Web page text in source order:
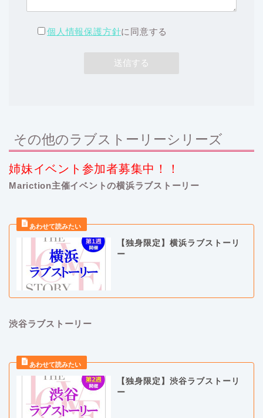
個人情報保護方針に同意する
その他のラブストーリーシリーズ
姉妹イベント参加者募集中！！
Mariction主催イベントの横浜ラブストーリー
【独身限定】横浜ラブストーリ
ー
渋谷ラブストーリー
【独身限定】渋谷ラブストーリ
ー